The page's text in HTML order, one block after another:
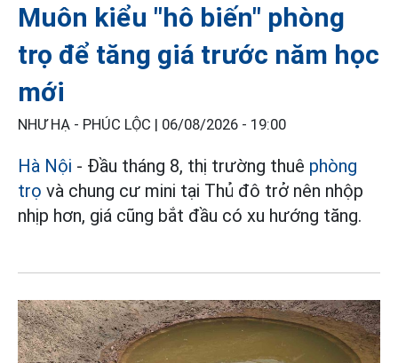
Muôn kiểu "hô biến" phòng
trọ để tăng giá trước năm học
mới
NHƯ HẠ - PHÚC LỘC | 06/08/2026 - 19:00
Hà Nội - Đầu tháng 8, thị trường thuê phòng
trọ và chung cư mini tại Thủ đô trở nên nhộp
nhịp hơn, giá cũng bắt đầu có xu hướng tăng.